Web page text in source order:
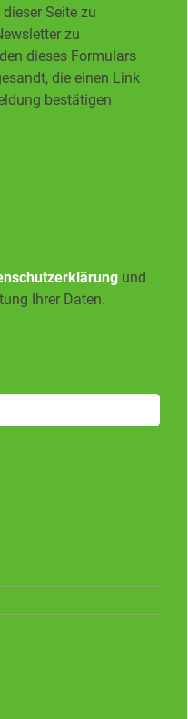
Seite zu
zu
dieses Formulars
die einen Link
bestätigen
und
Ihrer Daten.